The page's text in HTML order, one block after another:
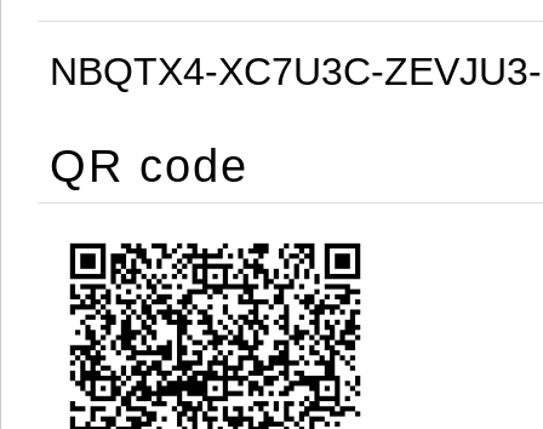
NBQTX4-XC7U3C-
QR code